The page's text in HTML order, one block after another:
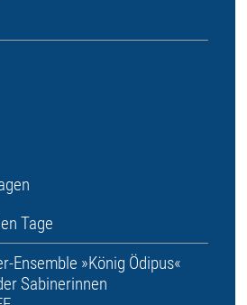
Tage
Ensemble »König Ödipus«
Sabinerinnen